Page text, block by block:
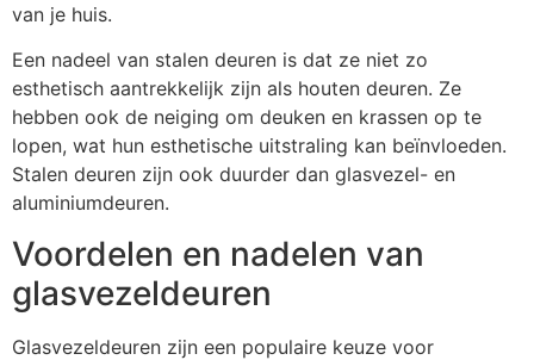
van je huis.
Een nadeel van stalen deuren is dat ze niet zo
esthetisch aantrekkelijk zijn als houten deuren. Ze
hebben ook de neiging om deuken en krassen op te
lopen, wat hun esthetische uitstraling kan beïnvloeden.
Stalen deuren zijn ook duurder dan glasvezel- en
aluminiumdeuren.
Voordelen en nadelen van
glasvezeldeuren
Glasvezeldeuren zijn een populaire keuze voor